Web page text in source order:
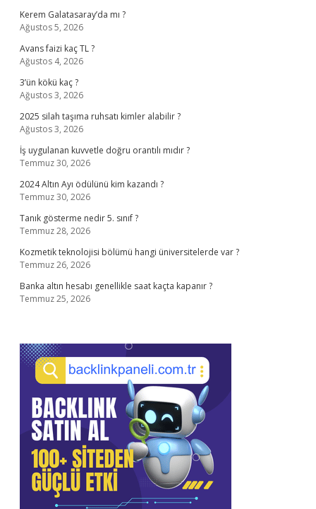
Kerem Galatasaray’da mı ?
Ağustos 5, 2026
Avans faizi kaç TL ?
Ağustos 4, 2026
3’ün kökü kaç ?
Ağustos 3, 2026
2025 silah taşıma ruhsatı kimler alabilir ?
Ağustos 3, 2026
İş uygulanan kuvvetle doğru orantılı mıdır ?
Temmuz 30, 2026
2024 Altın Ayı ödülünü kim kazandı ?
Temmuz 30, 2026
Tanık gösterme nedir 5. sınıf ?
Temmuz 28, 2026
Kozmetik teknolojisi bölümü hangi üniversitelerde var ?
Temmuz 26, 2026
Banka altın hesabı genellikle saat kaçta kapanır ?
Temmuz 25, 2026